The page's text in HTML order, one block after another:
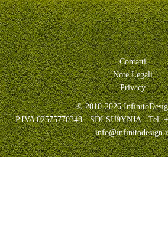
Contatti
Note Legali
Privacy
© 2010-2026
P.IVA 02575770348 - SDI SU9YNJA - Tel.